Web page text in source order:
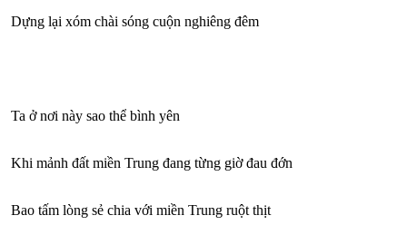
Dựng lại xóm chài sóng cuộn nghiêng đêm
Ta ở nơi này sao thể bình yên
Khi mảnh đất miền Trung đang từng giờ đau đớn
Bao tấm lòng sẻ chia với miền Trung ruột thịt